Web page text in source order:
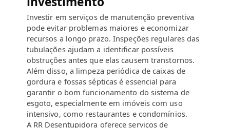
Investir em serviços de manutenção preventiva
pode evitar problemas maiores e economizar
recursos a longo prazo. Inspeções regulares das
tubulações ajudam a identificar possíveis
obstruções antes que elas causem transtornos.
Além disso, a limpeza periódica de caixas de
gordura e fossas sépticas é essencial para
garantir o bom funcionamento do sistema de
esgoto, especialmente em imóveis com uso
intensivo, como restaurantes e condomínios.
A RR Desentupidora oferece serviços de